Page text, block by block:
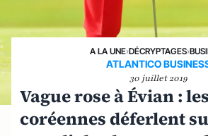
A LA UNE›DÉCRYPTAGES›
ATLANTICO
30 juillet 2019
Vague rose à Évian :
coréennes déferlent